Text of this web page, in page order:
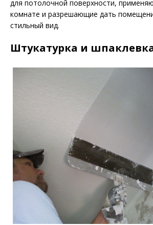
для потолочной поверхности,
комнате и разрешающие дать
стильный вид.
Штукатурка и